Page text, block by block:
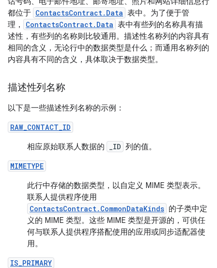
都位于 ContactsContract.Data 表中。为了便于管
理，
ContactsContract.Data 表中有些列的名称具有描
述性，有些列的名称则比较通用。描述性名称列的内容具有
相同的含义，无论行中的数据类型是什么；而通用名称列的
内容具有不同的含义，具体取决于数据类型。
描述性列名称
以下是一些描述性列名称的示例：
RAW_CONTACT_ID
相应原始联系人数据的 _ID 列的值。
MIMETYPE
此行中存储的数据类型，以自定义 MIME 类型表示。
联系人提供程序使用
ContactsContract.CommonDataKinds 的子类中定
义的 MIME 类型。这些 MIME 类型是开源的，可供任
何与联系人提供程序搭配使用的应用或同步适配器使
用。
IS_PRIMARY